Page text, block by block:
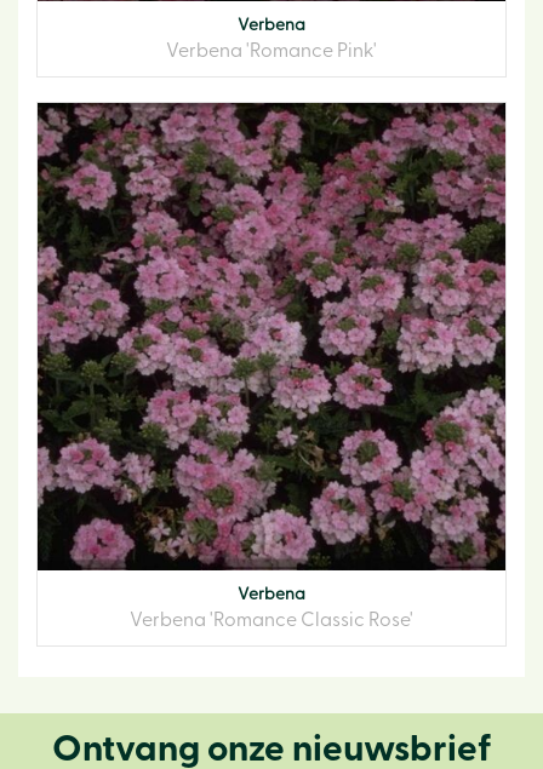
Verbena
Verbena 'Romance Pink'
Verbena
Verbena 'Romance Classic Rose'
Ontvang onze nieuwsbrief